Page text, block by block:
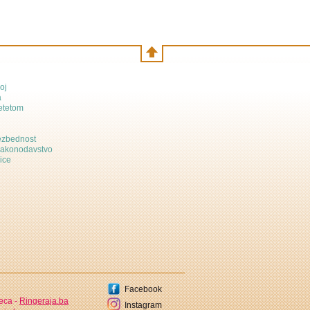
-Ringeraja.ba
Facebook
Instagram